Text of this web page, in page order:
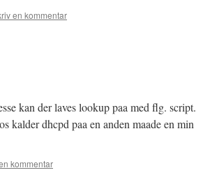
en kommentar
kan der laves lookup paa med flg. script.
kalder dhcpd paa en anden maade en min
kommentar